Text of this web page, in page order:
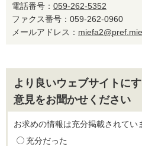
電話番号： 059-262-5352
ファクス番号：059-262-0960
メールアドレス：
より良いウェブサイトに
意見をお聞かせください
お求めの情報は充分掲載されてい
充分だった